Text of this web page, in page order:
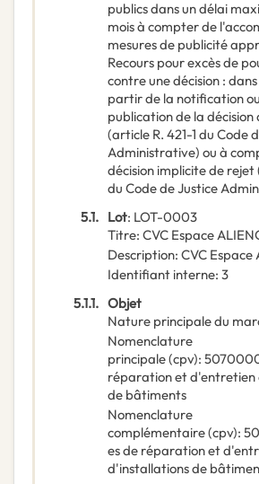
publics dans un délai
mois à compter de
mesures de publicité
Recours pour excès de
contre une décision :
partir de la notification
publication de la
(article R. 421-1 du Code
Administrative) ou à
décision implicite de rejet
du Code de Justice
5.1. Lot: LOT-0003
Titre: CVC Espace
Description: CVC Espace
Identifiant interne: 3
5.1.1. Objet
Nature principale du
Nomenclature
principale(cpv):
réparation et d'entretien
de bâtiments
Nomenclature
complémentaire(cpv):
es de réparation et
d'installations de